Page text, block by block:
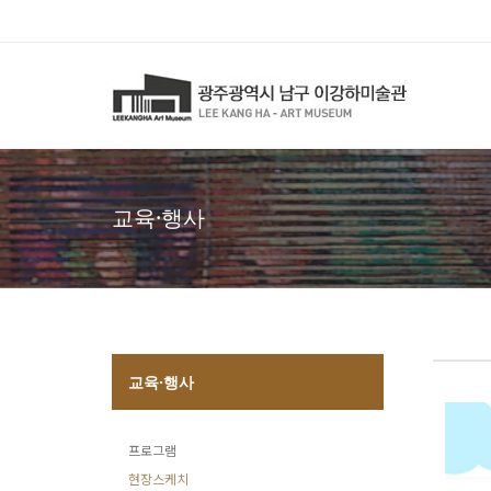
교육·행사
교육·행사
프로그램
현장스케치